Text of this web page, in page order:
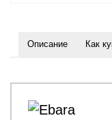
Описание Как